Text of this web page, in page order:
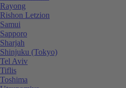
Rayong
Rishon Letzion
Samui
Sapporo
Sharjah
Shinjuku (Tokyo)
Tel Aviv
Tiflis
Toshima